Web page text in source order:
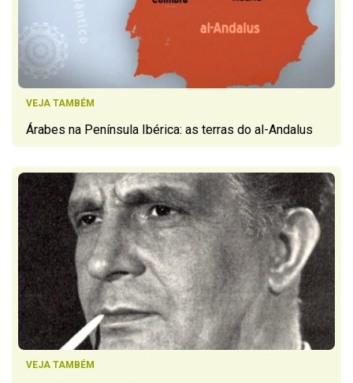
VEJA TAMBÉM
Árabes na Península Ibérica: as terras do al-Andalus
VEJA TAMBÉM